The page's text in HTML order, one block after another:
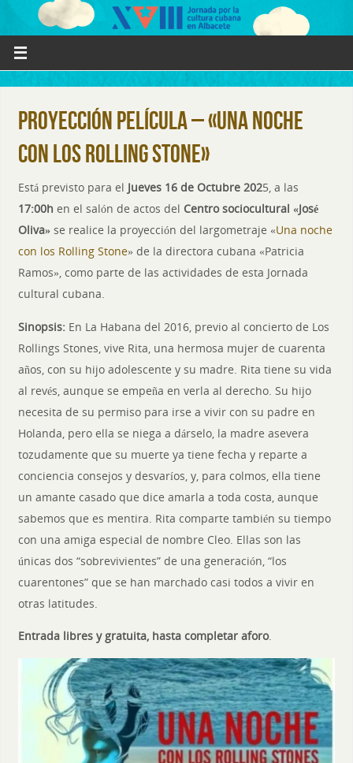
Proyección película – «Una noche
con los Rolling Stone»
Está previsto para el Jueves 16 de Octubre 2025, a las
17:00h en el salón de actos del Centro sociocultural «José
Oliva» se realice la proyección del largometraje «Una noche
con los Rolling Stone» de la directora cubana «Patricia
Ramos», como parte de las actividades de esta Jornada
cultural cubana.
Sinopsis:En La Habana del 2016, previo al concierto de Los
Rollings Stones, vive Rita, una hermosa mujer de cuarenta
años, con su hijo adolescente y su madre. Rita tiene su vida
al revés, aunque se empeña en verla al derecho. Su hijo
necesita de su permiso para irse a vivir con su padre en
Holanda, pero ella se niega a dárselo, la madre asevera
tozudamente que su muerte ya tiene fecha y reparte a
conciencia consejos y desvaríos, y, para colmos, ella tiene
un amante casado que dice amarla a toda costa, aunque
sabemos que es mentira. Rita comparte también su tiempo
con una amiga especial de nombre Cleo. Ellas son las
únicas dos “sobrevivientes” de una generación, “los
cuarentones” que se han marchado casi todos a vivir en
otras latitudes.
Entrada libres y gratuita, hasta completar aforo.